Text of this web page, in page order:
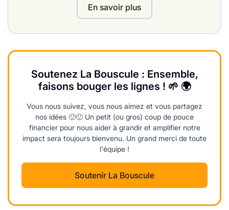
En savoir plus
Soutenez La Bouscule : Ensemble,
faisons bouger les lignes ! 🌱 🌍
Vous nous suivez, vous nous aimez et vous partagez
nos idées 🙂🙂 Un petit (ou gros) coup de pouce
financier pour nous aider à grandir et amplifier notre
impact sera toujours bienvenu. Un grand merci de toute
l'équipe !
Soutenir La Bouscule